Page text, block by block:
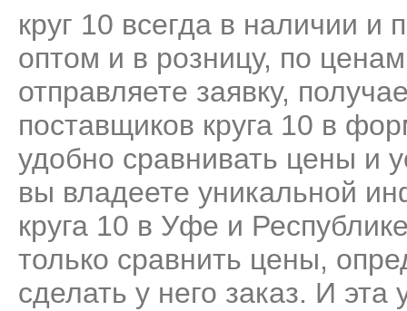
круг 10 всегда в наличии и
оптом и в розницу, по
отправляете заявку,
поставщиков круга 10 в
удобно сравнивать цены и
вы владеете уникальной
круга 10 в Уфе и
только сравнить цены,
сделать у него заказ. И эта